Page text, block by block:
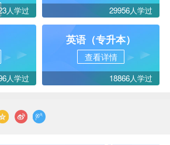
人学过 29956人学过
人学过
英语（专升本）
查看详情
18866人学过